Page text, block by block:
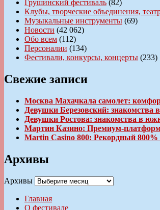
Грушинский фестиваль (82)
Клубы, творческие объединения,
Музыкальные инструменты (69)
Новости (42 062)
Обо всем (112)
Персоналии (134)
Фестивали, конкурсы, концерты (233)
Свежие записи
Москва Махачкала самолет:
Девушки Березовский: знакомства
Девушки Ростова: знакомства в
Мартин Казино: Премиум-
Martin Casino 800: Рекордный
Архивы
Архивы
Главная
О фестивале